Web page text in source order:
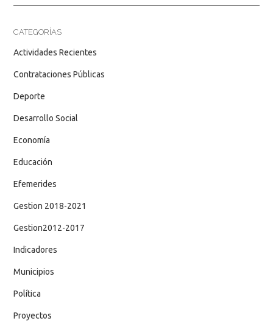
CATEGORÍAS
Actividades Recientes
Contrataciones Públicas
Deporte
Desarrollo Social
Economía
Educación
Efemerides
Gestion 2018-2021
Gestion2012-2017
Indicadores
Municipios
Política
Proyectos